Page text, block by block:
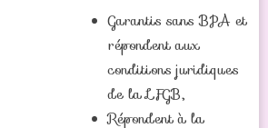
Garantis sans BPA et
répondent aux
conditions juridiques
de la LFGB,
Répondent à la